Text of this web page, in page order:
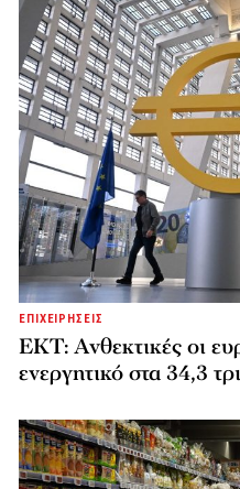
ΕΠΙΧΕΙΡΗΣΕΙΣ
ΕΚΤ: Ανθεκτικές οι
ενεργητικό στα 34,3